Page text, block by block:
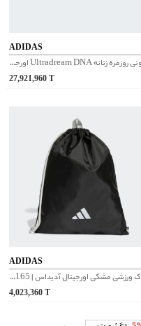
ADIDAS
کتونی روزمره زنانه Ultradream DNA اورجینال آدیداس | JS0334
27,921,960
ADIDAS
ساک ورزشی مشکی اورجینال آدیداس | HN8165
4,023,360